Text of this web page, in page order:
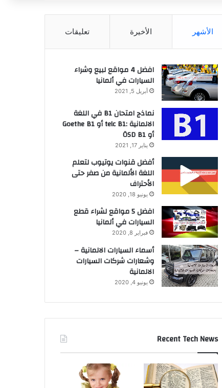
الأشهر الأخيرة تعليقات
افضل 4 مواقع لبيع وشراء
السيارات في ألمانيا
أبريل 5, 2021
نماذج امتحان B1 في اللغة
الالمانية :telc B1 أو Goethe B1
أو ÖSD B1
يناير 17, 2021
أفضل قنوات يوتيوب لتعلم
اللغة الألمانية من صفر حتى
الأحتراف
يونيو 18, 2020
افضل 5 مواقع لشراء قطع
السيارات في ألمانيا
فبراير 8, 2020
أسماء السيارات الالمانية –
وشعارات شركات السيارات
الالمانية
يونيو 4, 2020
Recent Tech News